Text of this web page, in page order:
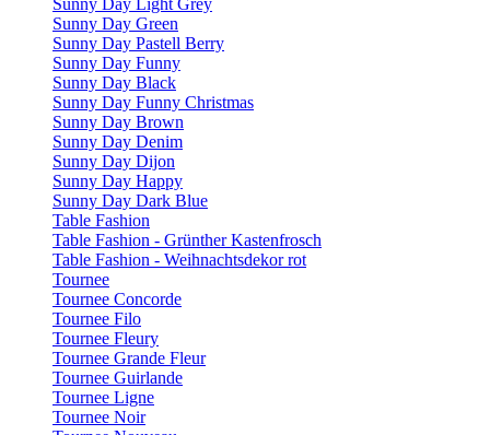
Sunny Day Light Grey
Sunny Day Green
Sunny Day Pastell Berry
Sunny Day Funny
Sunny Day Black
Sunny Day Funny Christmas
Sunny Day Brown
Sunny Day Denim
Sunny Day Dijon
Sunny Day Happy
Sunny Day Dark Blue
Table Fashion
Table Fashion - Grünther Kastenfrosch
Table Fashion - Weihnachtsdekor rot
Tournee
Tournee Concorde
Tournee Filo
Tournee Fleury
Tournee Grande Fleur
Tournee Guirlande
Tournee Ligne
Tournee Noir